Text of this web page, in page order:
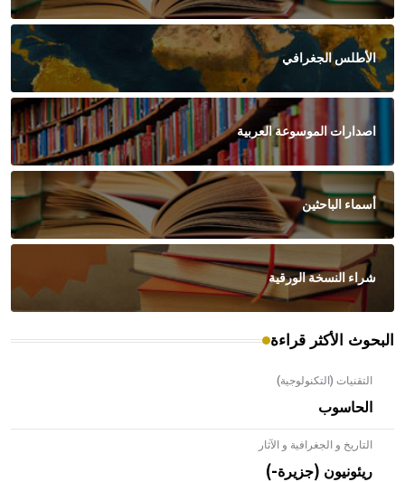
الأطلس الجغرافي
اصدارات الموسوعة العربية
أسماء الباحثين
شراء النسخة الورقية
البحوث الأكثر قراءة
التقنيات (التكنولوجية)
الحاسوب
التاريخ و الجغرافية و الآثار
ريئونيون (جزيرة-)